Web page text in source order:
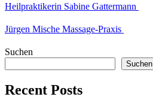
Heilpraktikerin Sabine Gattermann
Jürgen Mische Massage-Praxis
Suchen
Suchen
Recent Posts